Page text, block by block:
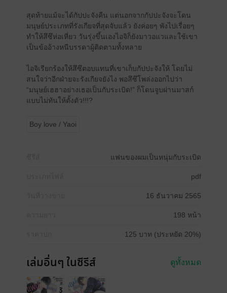
สุดท้ายแม้จะได้กัปปะจังคืน แต่นอกจากกัปปะจังจะโดน
มนุษย์ประเภทที่รังเกียจที่สุดจับแล้ว ยังค่อยๆ พังไปเรื่อยๆ
ทำให้สึซึห่อเหี่ยว วันรุ่งขึ้นเองไอจิก็ยังมาวอแวและใช้เขา
เป็นข้ออ้างหนีบรรดาผู้ติดตามทั้งหลาย
ไอจิเรียกร้องให้สึซึตอบแทนที่เขาเก็บกัปปะจังให้ โดยไม่
สนใจว่าอีกฝ่ายจะรังเกียจยังไง พอสึซึโพล่งออกไปว่า
“มนุษย์เฮฮาอย่างเธอเป็นกับระเบิด!” ก็โดนจูบผ่านมาสก์
แบบไม่ทันให้ตั้งตัว!!!?
Boy love / Yaoi
แฟนของผมเป็นหนุ่มกับระเบิด
pdf
16 ธันวาคม 2565
198 หน้า
125 บาท (ประหยัด 20%)
เล่มอื่นๆ ในซีรีส์ ดูทั้งหมด